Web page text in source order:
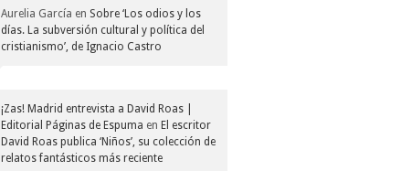
Aurelia García en Sobre ‘Los odios y los
días. La subversión cultural y política del
cristianismo’, de Ignacio Castro
¡Zas! Madrid entrevista a David Roas |
Editorial Páginas de Espuma en El escritor
David Roas publica ‘Niños’, su colección de
relatos fantásticos más reciente